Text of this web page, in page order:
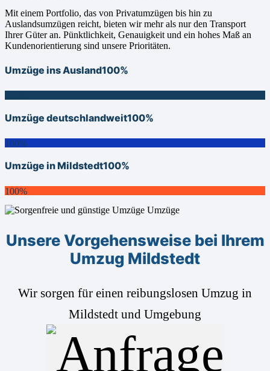
Mit einem Portfolio, das von Privatumzügen bis hin zu
Auslandsumzügen reicht, bieten wir mehr als nur den Transport
Ihrer Güter an. Pünktlichkeit, Genauigkeit und ein hohes Maß an
Kundenorientierung sind unsere Prioritäten.
Umzüge ins Ausland100%
Umzüge deutschlandweit100%
100%
Umzüge in Mildstedt100%
100%
Unsere Vorgehensweise bei Ihrem
Umzug Mildstedt
Wir sorgen für einen reibungslosen Umzug in
Mildstedt und Umgebung